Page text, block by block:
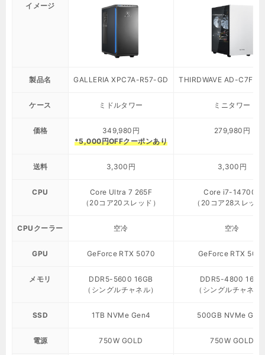
イメージ
製品名 GALLERIA XPC7A-R57-GD THIRDWAVE AD-
ケース ミドルタワー ミニタワー
価格
349,980円
*5,000円OFFクーポンあり
279,980円
送料 3,300円 3,300円
CPU
Core Ultra 7 265F
（20コア20スレッド）
Core i7-14700F
（20コア28スレッド
CPUクーラー 空冷 空冷
GPU GeForce RTX 5070 GeForce RTX
メモリ
DDR5-5600 16GB
（シングルチャネル）
DDR5-4800 16GB
（シングルチャネル
SSD 1TB NVMe Gen4 500GB NVMe
電源 750W GOLD 750W GOLD